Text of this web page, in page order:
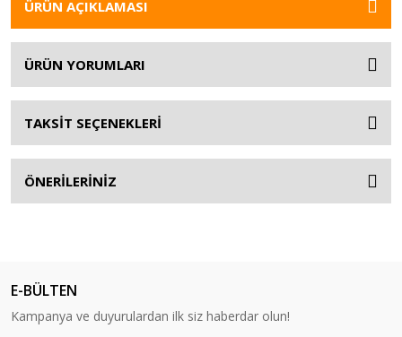
ÜRÜN AÇIKLAMASI
ÜRÜN YORUMLARI
TAKSİT SEÇENEKLERİ
ÖNERİLERİNİZ
E-BÜLTEN
Kampanya ve duyurulardan ilk siz haberdar olun!